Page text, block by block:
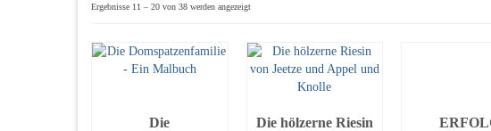
Ergebnisse 11 – 20 von 38 werden angezeigt
Die
Die hölzerne Riesin